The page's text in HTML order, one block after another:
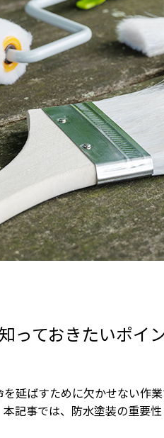
っておきたいポイ
延ばすために欠かせない作
記事では、防水塗装の重要